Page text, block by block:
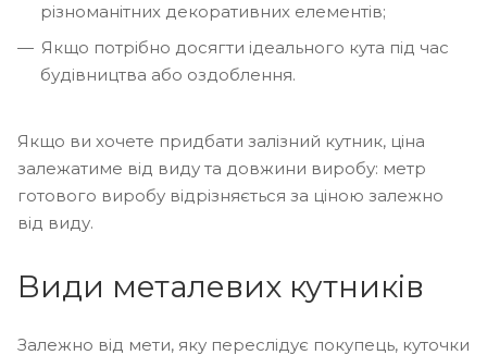
різноманітних декоративних елементів;
Якщо потрібно досягти ідеального кута під час
будівництва або оздоблення.
Якщо ви хочете придбати залізний кутник, ціна
залежатиме від виду та довжини виробу: метр
готового виробу відрізняється за ціною залежно
від виду.
Види металевих кутників
Залежно від мети, яку переслідує покупець, куточки